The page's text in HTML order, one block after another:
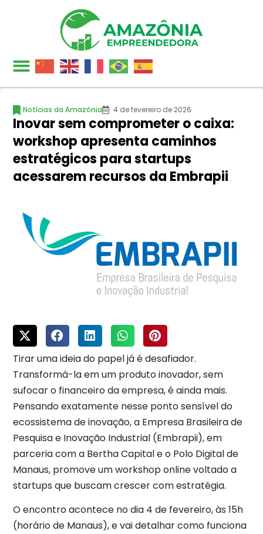
Notícias da Amazônia 4 de fevereiro de 2026
Inovar sem comprometer o caixa:
workshop apresenta caminhos
estratégicos para startups
acessarem recursos da Embrapii
Tirar uma ideia do papel já é desafiador.
Transformá-la em um produto inovador, sem
sufocar o financeiro da empresa, é ainda mais.
Pensando exatamente nesse ponto sensível do
ecossistema de inovação, a Empresa Brasileira de
Pesquisa e Inovação Industrial (Embrapii), em
parceria com a Bertha Capital e o Polo Digital de
Manaus, promove um workshop online voltado a
startups que buscam crescer com estratégia.
O encontro acontece no dia 4 de fevereiro, às 15h
(horário de Manaus), e vai detalhar como funciona